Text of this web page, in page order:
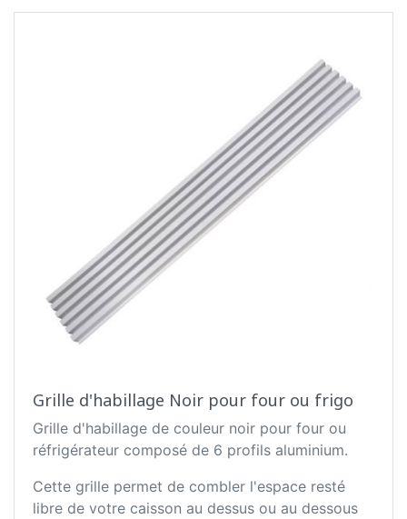
Grille d'habillage Noir pour four ou frigo
Grille d'habillage de couleur noir pour four ou
réfrigérateur composé de 6 profils aluminium.
Cette grille permet de combler l'espace resté
libre de votre caisson au dessus ou au dessous